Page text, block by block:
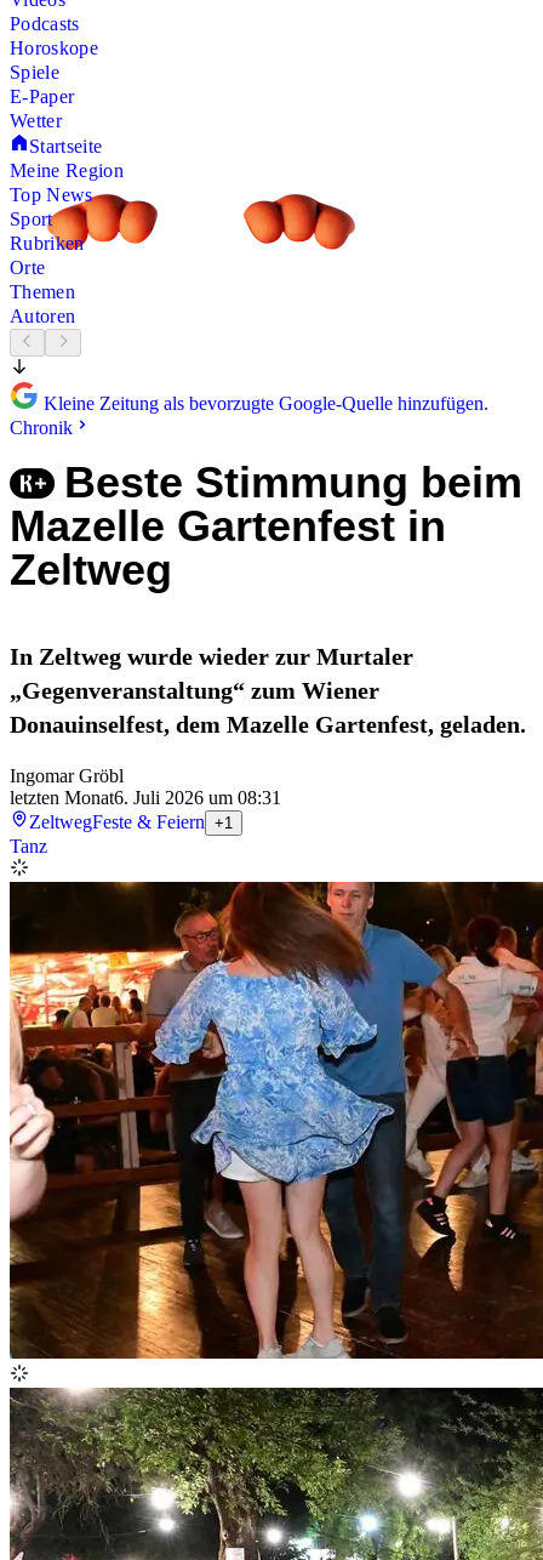
Podcasts
Horoskope
Spiele
E-Paper
Wetter
Startseite
Meine Region
Top News
Sport
Rubriken
Orte
Themen
Autoren
Kleine Zeitung als bevorzugte Google-Quelle hinzufügen.
Chronik
Beste Stimmung beim
Mazelle Gartenfest in
Zeltweg
In Zeltweg wurde wieder zur Murtaler
„Gegenveranstaltung“ zum Wiener
Donauinselfest, dem Mazelle Gartenfest, geladen.
Ingomar Gröbl
letzten Monat6. Juli 2026 um 08:31
ZeltwegFeste & Feiern +1
Tanz